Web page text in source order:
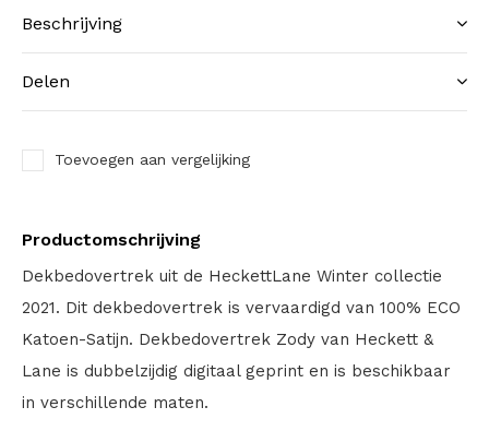
Beschrijving
Delen
Toevoegen aan vergelijking
Productomschrijving
Dekbedovertrek uit de HeckettLane Winter collectie
2021. Dit dekbedovertrek is vervaardigd van 100% ECO
Katoen-Satijn. Dekbedovertrek Zody van Heckett &
Lane is dubbelzijdig digitaal geprint en is beschikbaar
in verschillende maten.